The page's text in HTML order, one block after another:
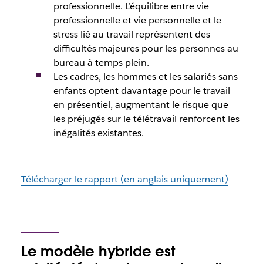
professionnelle. L’équilibre entre vie
professionnelle et vie personnelle et le
stress lié au travail représentent des
difficultés majeures pour les personnes au
bureau à temps plein.
Les cadres, les hommes et les salariés sans
enfants optent davantage pour le travail
en présentiel, augmentant le risque que
les préjugés sur le télétravail renforcent les
inégalités existantes.
Télécharger le rapport (en anglais uniquement)
Le modèle hybride est